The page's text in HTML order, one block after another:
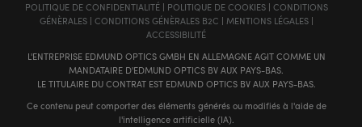
POLITIQUE DE CONFIDENTIALITÉ| POLITIQUE DE COOKIES| CONDITIONS
GÉNÈRALES| CONDITIONS GÉNÈRALES B2C | MENTIONS LÉGALES|
ACCESSIBILITÉ
L'ENTREPRISE EDMUND OPTICS GMBH EN ALLEMAGNE AGIT COMME UN
MANDATAIRE D'EDMUND OPTICS BV AUX PAYS-BAS.
LE TITULAIRE DU CONTRAT EST EDMUND OPTICS BV AUX PAYS-BAS.
Ce contenu peut comporter des éléments générés ou modifiés à l'aide de
l'intelligence artificielle (IA).